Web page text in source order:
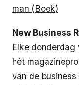
man (Boek)
New Business
Elke donderdag
hét
van de